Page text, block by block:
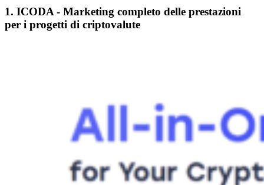
1. ICODA - Marketing completo delle prestazioni
per i progetti di criptovalute